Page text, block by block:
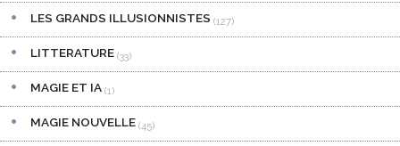
LES GRANDS ILLUSIONNISTES (127)
LITTERATURE(33)
MAGIE ET IA(1)
MAGIE NOUVELLE(45)